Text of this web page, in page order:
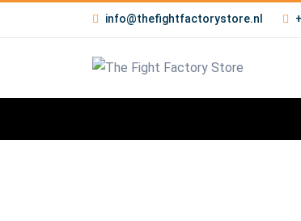
info@thefightfactorystore.nl